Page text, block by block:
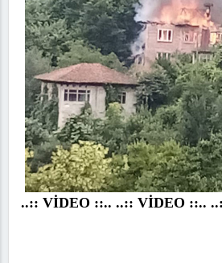
..:: VİDEO ::.. ..:: VİDEO ::..